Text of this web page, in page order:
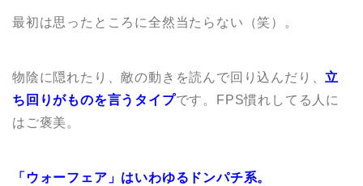
最初は思ったところに全然当たらない（笑）。
物陰に隠れたり、敵の動きを読んで回り込んだり、 立
ち回りがものを言うタイプです。FPS慣れしてる人に
はご褒美。
「ウォーフェア」はいわゆるドンパチ系。